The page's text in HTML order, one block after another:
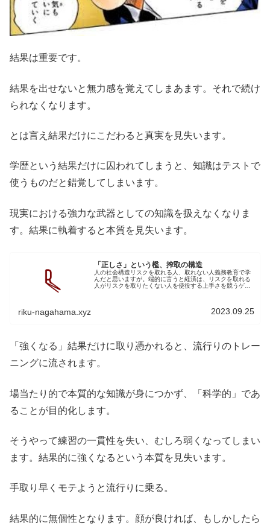
結果は重要です。
結果を出せないと無力感を覚えてしまあます。それで続け
られなくなります。
とは言え結果だけにこだわると真実を見失います。
学歴という結果だけに囚われてしまうと、知識はテストで
使うものだと錯覚してしまいます。
現実における強力な武器としての知識を扱えなくなりま
す。結果に執着すると本質を見失います。
「正しさ」という檻、搾取の構造
人の社会構造リスクを取れる人、取れない人義務教育で学
んだと思いますが。端的に言うと経済は、リスクを取れる
人がリスクを取りたくない人を使役する上手さを競うゲー
riku-nagahama.xyz 2023.09.25
「強くなる」結果だけに取り憑かれると、流行りのトレー
ニングに流されます。
場当たり的で本質的な知識が身につかず、「科学的」であ
ることが目的化します。
そうやって練習の一貫性を失い、むしろ弱くなってしまい
ます。結果的に強くなるという本質を見失います。
手取り早くモテようと流行りに乗る。
結果的に無個性となります。顔が良ければ、もしかしたら